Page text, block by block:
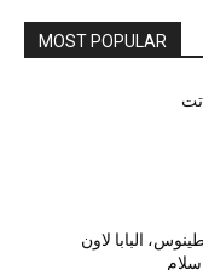
MOST POPULAR
البابا لاون